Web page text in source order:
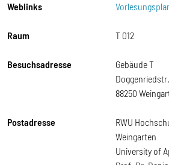
Weblinks
Raum T 012
Besuchsadresse
Gebäude T
88250
Postadresse
RWU
Weingarten
University of